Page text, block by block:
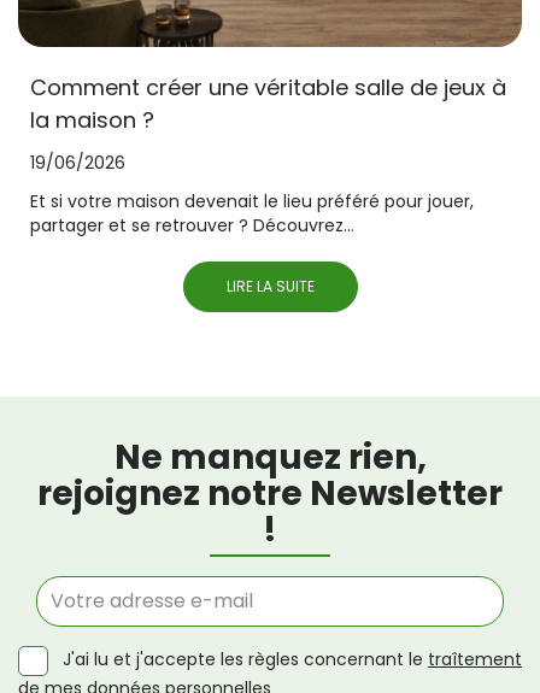
Comment créer une véritable salle de jeux à
la maison ?
19/06/2026
Et si votre maison devenait le lieu préféré pour jouer,
partager et se retrouver ? Découvrez...
LIRE LA SUITE
Ne manquez rien,
rejoignez notre Newsletter
!
J'ai lu et j'accepte les règles concernant le traîtement
de mes données personnelles